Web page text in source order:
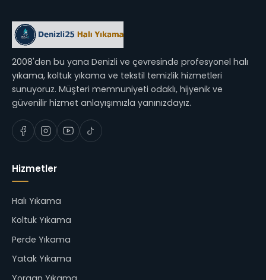
2008'den bu yana Denizli ve çevresinde profesyonel halı
yıkama, koltuk yıkama ve tekstil temizlik hizmetleri
sunuyoruz. Müşteri memnuniyeti odaklı, hijyenik ve
güvenilir hizmet anlayışımızla yanınızdayız.
Hizmetler
Halı Yıkama
Koltuk Yıkama
Perde Yıkama
Yatak Yıkama